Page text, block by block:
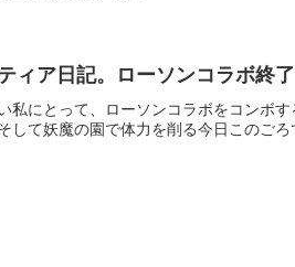
ィア日記。ローソンコラボ終
私にとって、ローソンコラボをコンボ
して妖魔の園で体力を削る今日このごろ